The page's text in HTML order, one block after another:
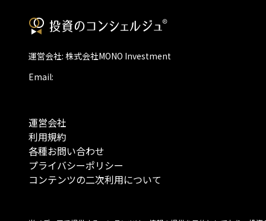
運営会社: 株式会社MONO Investment
Email:
運営会社
利用規約
各種お問い合わせ
プライバシーポリシー
コンテンツの二次利用について